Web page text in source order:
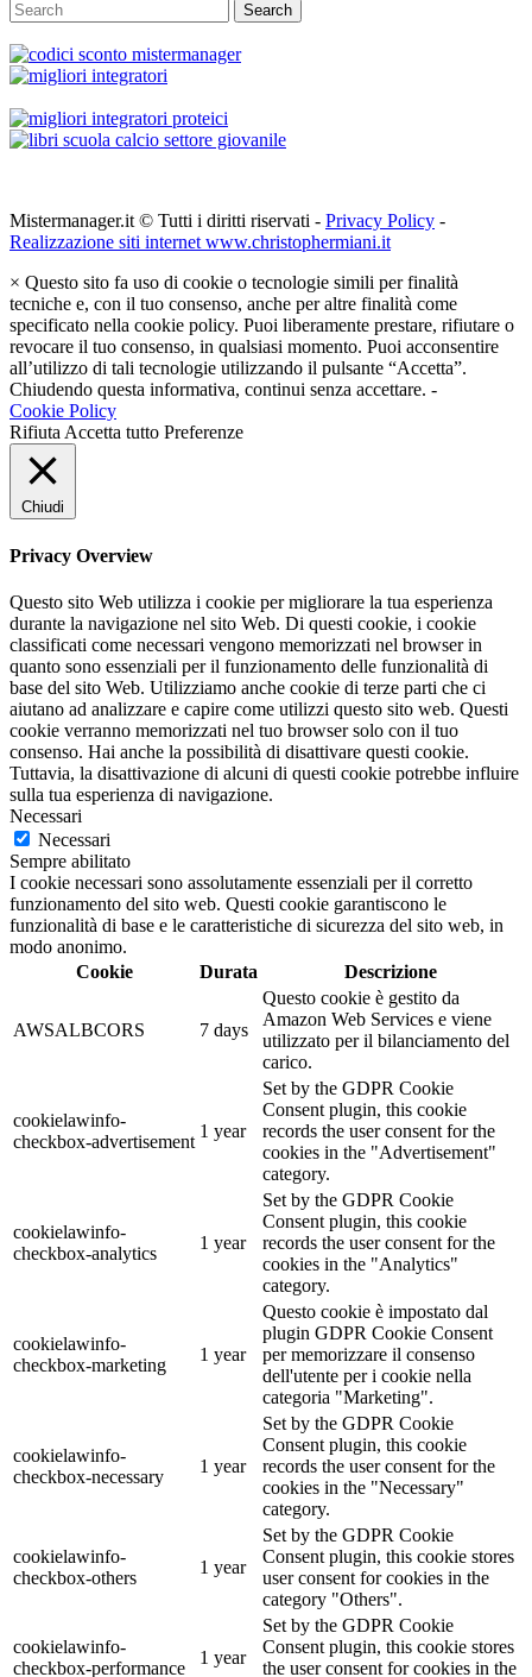
Search
Mistermanager.it © Tutti i diritti riservati - Privacy Policy -
Realizzazione siti internet www.christophermiani.it
× Questo sito fa uso di cookie o tecnologie simili per finalità
tecniche e, con il tuo consenso, anche per altre finalità come
specificato nella cookie policy. Puoi liberamente prestare, rifiutare o
revocare il tuo consenso, in qualsiasi momento. Puoi acconsentire
all’utilizzo di tali tecnologie utilizzando il pulsante “Accetta”.
Chiudendo questa informativa, continui senza accettare. -
Cookie Policy
Rifiuta Accetta tutto Preferenze
Chiudi
Privacy Overview
Questo sito Web utilizza i cookie per migliorare la tua esperienza
durante la navigazione nel sito Web. Di questi cookie, i cookie
classificati come necessari vengono memorizzati nel browser in
quanto sono essenziali per il funzionamento delle funzionalità di
base del sito Web. Utilizziamo anche cookie di terze parti che ci
aiutano ad analizzare e capire come utilizzi questo sito web. Questi
cookie verranno memorizzati nel tuo browser solo con il tuo
consenso. Hai anche la possibilità di disattivare questi cookie.
Tuttavia, la disattivazione di alcuni di questi cookie potrebbe influire
sulla tua esperienza di navigazione.
Necessari
Necessari
Sempre abilitato
I cookie necessari sono assolutamente essenziali per il corretto
funzionamento del sito web. Questi cookie garantiscono le
funzionalità di base e le caratteristiche di sicurezza del sito web, in
modo anonimo.
Cookie
Durata Descrizione
AWSALBCORS 7 days
Questo cookie è gestito da
Amazon Web Services e viene
utilizzato per il bilanciamento del
carico.
cookielawinfo-
checkbox-advertisement
1 year
Set by the GDPR Cookie
Consent plugin, this cookie
records the user consent for the
cookies in the "Advertisement"
category.
cookielawinfo-
checkbox-analytics
1 year
Set by the GDPR Cookie
Consent plugin, this cookie
records the user consent for the
cookies in the "Analytics"
category.
cookielawinfo-
checkbox-marketing
1 year
Questo cookie è impostato dal
plugin GDPR Cookie Consent
per memorizzare il consenso
dell'utente per i cookie nella
categoria "Marketing".
cookielawinfo-
checkbox-necessary
1 year
Set by the GDPR Cookie
Consent plugin, this cookie
records the user consent for the
cookies in the "Necessary"
category.
cookielawinfo-
checkbox-others
1 year
Set by the GDPR Cookie
Consent plugin, this cookie stores
user consent for cookies in the
category "Others".
cookielawinfo-
checkbox-performance
1 year
Set by the GDPR Cookie
Consent plugin, this cookie stores
the user consent for cookies in the